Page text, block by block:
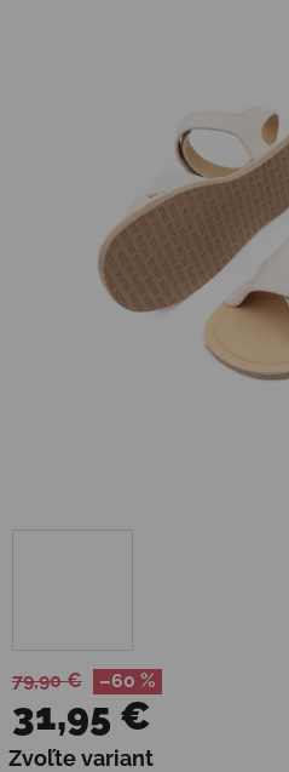
79,90 € –60 %
31,95 €
Jednotková cena:
Zvoľte variant